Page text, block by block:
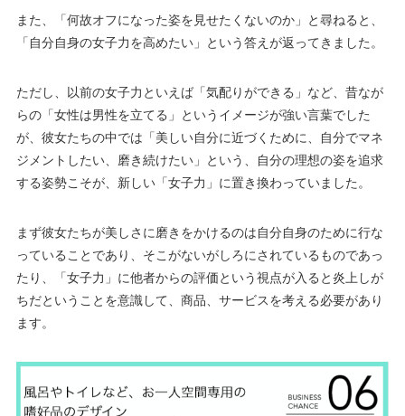
また、「何故オフになった姿を見せたくないのか」と尋ねると、
「自分自身の女子力を高めたい」という答えが返ってきました。
ただし、以前の女子力といえば「気配りができる」など、昔なが
らの「女性は男性を立てる」というイメージが強い言葉でした
が、彼女たちの中では「美しい自分に近づくために、自分でマネ
ジメントしたい、磨き続けたい」という、自分の理想の姿を追求
する姿勢こそが、新しい「女子力」に置き換わっていました。
まず彼女たちが美しさに磨きをかけるのは自分自身のために行な
っていることであり、そこがないがしろにされているものであっ
たり、「女子力」に他者からの評価という視点が入ると炎上しが
ちだということを意識して、商品、サービスを考える必要があり
ます。